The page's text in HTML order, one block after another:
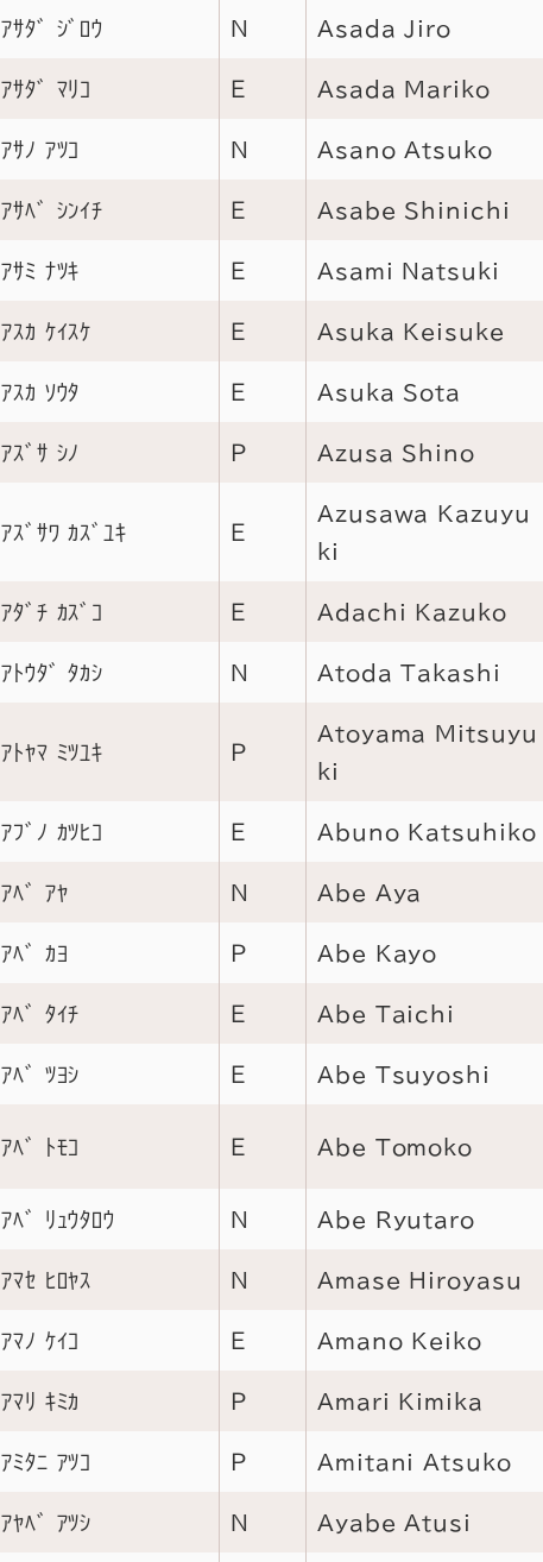
ｱｻﾀﾞ ｼﾞﾛｳ Ｎ Asada Jiro
ｱｻﾀﾞ ﾏﾘｺ Ｅ Asada Mariko
ｱｻﾉ ｱﾂｺ Ｎ Asano Atsuko
ｱｻﾍﾞ ｼﾝｲﾁ Ｅ Asabe Shinichi
ｱｻﾐ ﾅﾂｷ Ｅ Asami Natsuki
ｱｽｶ ｹｲｽｹ Ｅ Asuka Keisuke
ｱｽｶ ｿｳﾀ Ｅ Asuka Sota
ｱｽﾞｻ ｼﾉ Ｐ Azusa Shino
ｱｽﾞｻﾜ ｶｽﾞﾕｷ Ｅ
Azusawa Kazuyu
ki
ｱﾀﾞﾁ ｶｽﾞｺ Ｅ Adachi Kazuko
ｱﾄｳﾀﾞ ﾀｶｼ Ｎ Atoda Takashi
ｱﾄﾔﾏ ﾐﾂﾕｷ Ｐ
Atoyama Mitsuyu
ki
ｱﾌﾞﾉ ｶﾂﾋｺ Ｅ Abuno Katsuhiko
ｱﾍﾞ ｱﾔ Ｎ Abe Aya
ｱﾍﾞ ｶﾖ Ｐ Abe Kayo
ｱﾍﾞ ﾀｲﾁ Ｅ Abe Taichi
ｱﾍﾞ ﾂﾖｼ Ｅ Abe Tsuyoshi
ｱﾍﾞ ﾄﾓｺ Ｅ Abe Tomoko
ｱﾍﾞ ﾘｭｳﾀﾛｳ Ｎ Abe Ryutaro
ｱﾏｾ ﾋﾛﾔｽ Ｎ Amase Hiroyasu
ｱﾏﾉ ｹｲｺ Ｅ Amano Keiko
ｱﾏﾘ ｷﾐｶ Ｐ Amari Kimika
ｱﾐﾀﾆ ｱﾂｺ Ｐ Amitani Atsuko
ｱﾔﾍﾞ ｱﾂｼ Ｎ Ayabe Atusi